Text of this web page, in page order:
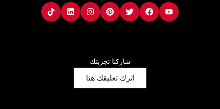
youtube
facebook
twitter
pinterest
instagram
Linkedin
tiktok
شاركنا تجربتك
اترك تعليقك هنا